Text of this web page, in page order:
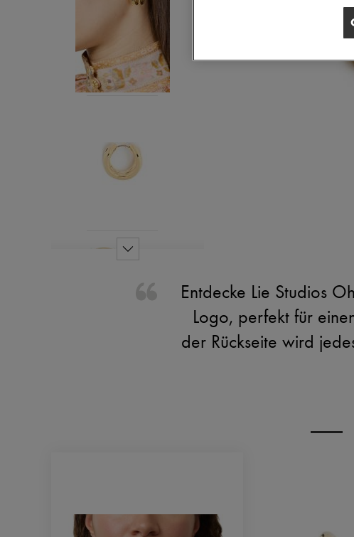
Entdecke Lie Studios
Logo, perfekt für
der Rückseite wird